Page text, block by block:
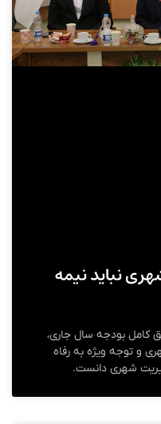
نباید نیمه‌
کامل بودجه سال جاری،
و توجه ویژه به رفاه
شهری دانست.